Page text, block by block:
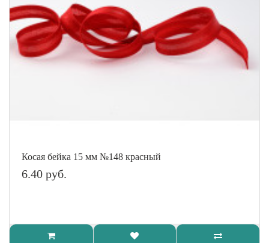
Косая бейка 15 мм №148 красный
6.40 руб.